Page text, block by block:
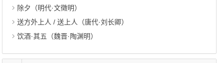
除夕（明代·文徵明）
送方外上人 / 送上人（唐代·刘长卿）
饮酒·其五（魏晋·陶渊明）